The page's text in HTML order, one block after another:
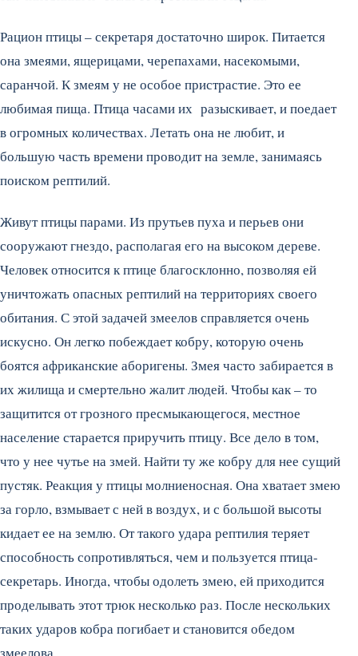
Рацион птицы – секретаря достаточно широк. Питается
она змеями, ящерицами, черепахами, насекомыми,
саранчой. К змеям у не особое пристрастие. Это ее
любимая пища. Птица часами их разыскивает, и поедает
в огромных количествах. Летать она не любит, и
большую часть времени проводит на земле, занимаясь
поиском рептилий.
Живут птицы парами. Из прутьев пуха и перьев они
сооружают гнездо, располагая его на высоком дереве.
Человек относится к птице благосклонно, позволяя ей
уничтожать опасных рептилий на территориях своего
обитания. С этой задачей змеелов справляется очень
искусно. Он легко побеждает кобру, которую очень
боятся африканские аборигены. Змея часто забирается в
их жилища и смертельно жалит людей. Чтобы как – то
защитится от грозного пресмыкающегося, местное
население старается приручить птицу. Все дело в том,
что у нее чутье на змей. Найти ту же кобру для нее сущий
пустяк. Реакция у птицы молниеносная. Она хватает змею
за горло, взмывает с ней в воздух, и с большой высоты
кидает ее на землю. От такого удара рептилия теряет
способность сопротивляться, чем и пользуется птица-
секретарь. Иногда, чтобы одолеть змею, ей приходится
проделывать этот трюк несколько раз. После нескольких
таких ударов кобра погибает и становится обедом